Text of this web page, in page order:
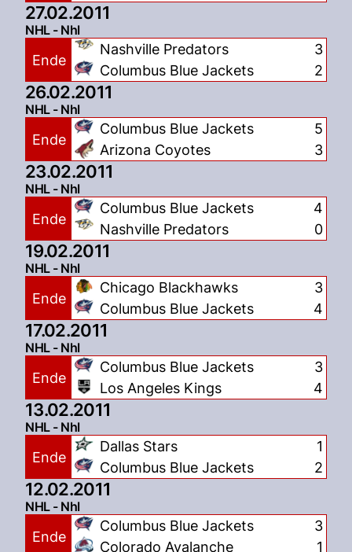
27.02.2011
NHL - Nhl
Ende
Nashville Predators
Columbus Blue Jackets
3
2
26.02.2011
NHL - Nhl
Ende
Columbus Blue Jackets
Arizona Coyotes
5
3
23.02.2011
NHL - Nhl
Ende
Columbus Blue Jackets
Nashville Predators
4
0
19.02.2011
NHL - Nhl
Ende
Chicago Blackhawks
Columbus Blue Jackets
3
4
17.02.2011
NHL - Nhl
Ende
Columbus Blue Jackets
Los Angeles Kings
3
4
13.02.2011
NHL - Nhl
Ende
Dallas Stars
Columbus Blue Jackets
1
2
12.02.2011
NHL - Nhl
Ende
Columbus Blue Jackets
Colorado Avalanche
3
1